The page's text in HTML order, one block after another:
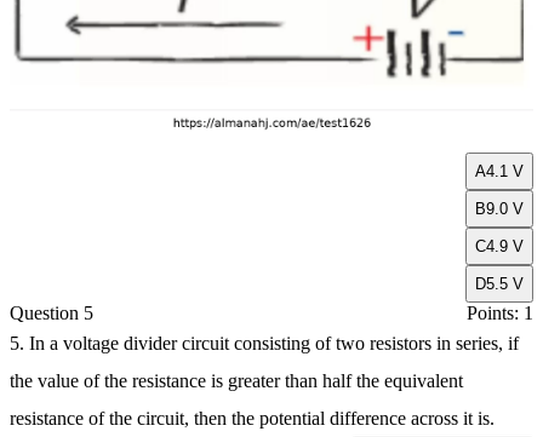
A 4.1 V
B 9.0 V
C 4.9 V
D 5.5 V
Question 5
Points: 1
5. In a voltage divider circuit consisting of two resistors in series, if
the value of the resistance is greater than half the equivalent
resistance of the circuit, then the potential difference across it is.